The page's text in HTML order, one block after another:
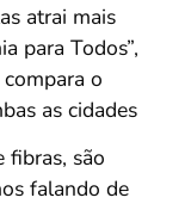
atrai mais
para Todos”,
o
as cidades
fibras, são
falando de